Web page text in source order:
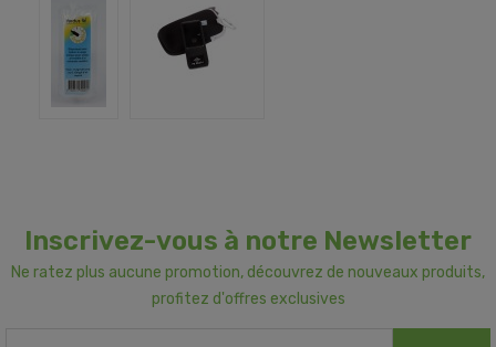
Inscrivez-vous à notre Newsletter
Ne ratez plus aucune promotion, découvrez de nouveaux produits,
profitez d'offres exclusives